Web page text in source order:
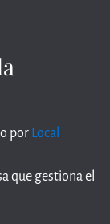
por Local
que gestiona el